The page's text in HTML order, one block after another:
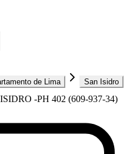
de Lima San Isidro
-PH 402 (609-937-34)